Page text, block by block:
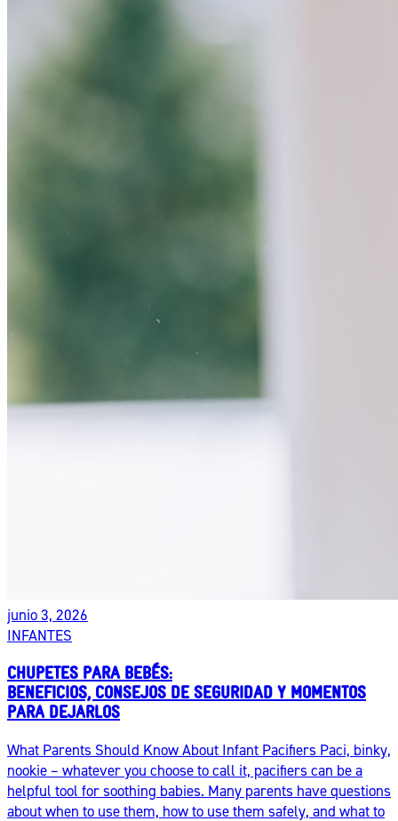
junio 3, 2026
INFANTES
CHUPETES PARA BEBÉS:
BENEFICIOS, CONSEJOS DE SEGURIDAD Y MOMENTOS
PARA DEJARLOS
What Parents Should Know About Infant Pacifiers Paci, binky,
nookie – whatever you choose to call it, pacifiers can be a
helpful tool for soothing babies. Many parents have questions
about when to use them, how to use them safely, and what to